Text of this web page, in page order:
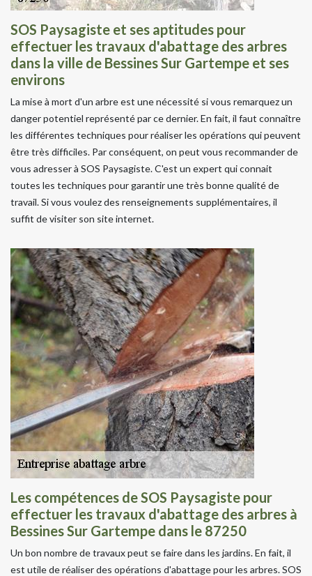
SOS Paysagiste et ses aptitudes pour
effectuer les travaux d'abattage des arbres
dans la ville de Bessines Sur Gartempe et ses
environs
La mise à mort d'un arbre est une nécessité si vous remarquez un
danger potentiel représenté par ce dernier. En fait, il faut connaître
les différentes techniques pour réaliser les opérations qui peuvent
être très difficiles. Par conséquent, on peut vous recommander de
vous adresser à SOS Paysagiste. C'est un expert qui connait
toutes les techniques pour garantir une très bonne qualité de
travail. Si vous voulez des renseignements supplémentaires, il
suffit de visiter son site internet.
Les compétences de SOS Paysagiste pour
effectuer les travaux d'abattage des arbres à
Bessines Sur Gartempe dans le 87250
Un bon nombre de travaux peut se faire dans les jardins. En fait, il
est utile de réaliser des opérations d'abattage pour les arbres. SOS